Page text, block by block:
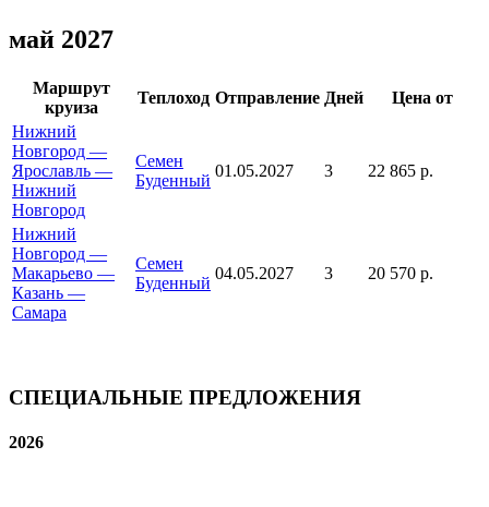
май 2027
Маршрут
круиза
Теплоход Отправление Дней
Цена от
Нижний
Новгород —
Ярославль —
Нижний
Новгород
Семен
Буденный
01.05.2027 3 22 865 р.
Нижний
Новгород —
Макарьево —
Казань —
Самара
Семен
Буденный
04.05.2027 3 20 570 р.
СПЕЦИАЛЬНЫЕ ПРЕДЛОЖЕНИЯ
2026